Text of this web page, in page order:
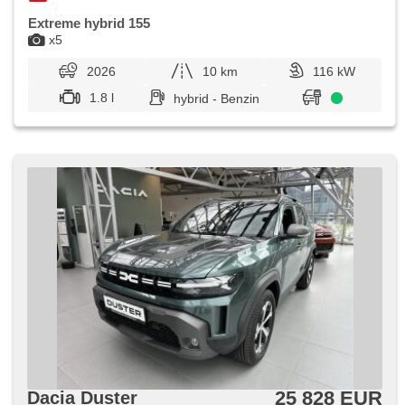
x5
Extreme hybrid 155
2026 10 km
116 kW
1.8 l
hybrid - Benzin
Dacia Duster 25 828 EUR